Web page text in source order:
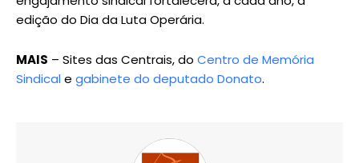
edição do Dia da Luta Operária.
MAIS – Sites das Centrais, do Centro de Memória
Sindicale gabinete do deputado Donato.